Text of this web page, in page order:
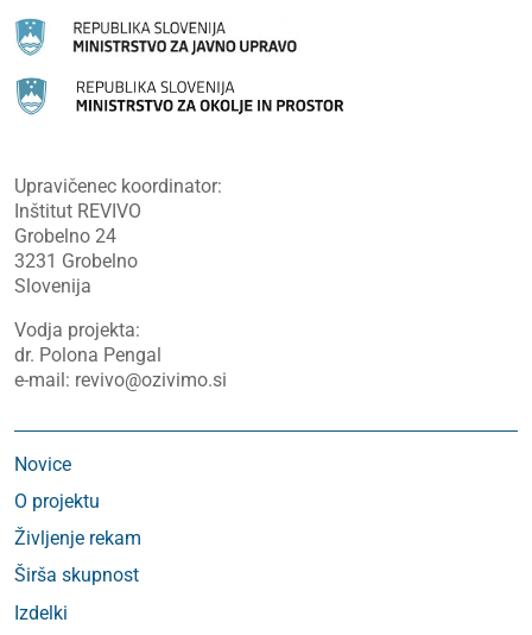
Upravičenec koordinator:
Inštitut REVIVO
Grobelno 24
3231 Grobelno
Slovenija
Vodja projekta:
dr. Polona Pengal
e-mail: revivo@ozivimo.si
Novice
O projektu
Življenje rekam
Širša skupnost
Izdelki